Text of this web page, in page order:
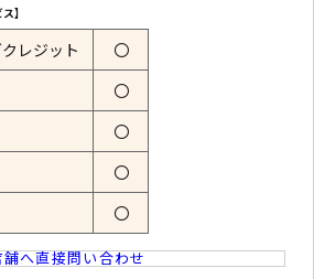
】
レジット 〇
〇
〇
〇
〇
舗へ直接問い合わせ